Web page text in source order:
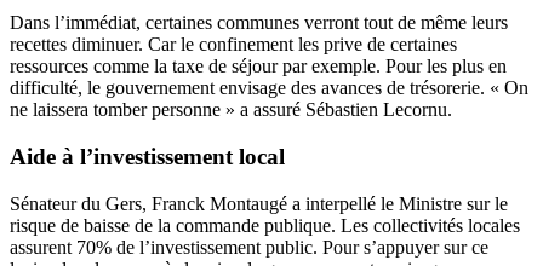
Dans l’immédiat, certaines communes verront tout de même leurs
recettes diminuer. Car le confinement les prive de certaines
ressources comme la taxe de séjour par exemple. Pour les plus en
difficulté, le gouvernement envisage des avances de trésorerie. « On
ne laissera tomber personne » a assuré Sébastien Lecornu.
Aide à l’investissement local
Sénateur du Gers, Franck Montaugé a interpellé le Ministre sur le
risque de baisse de la commande publique. Les collectivités locales
assurent 70% de l’investissement public. Pour s’appuyer sur ce